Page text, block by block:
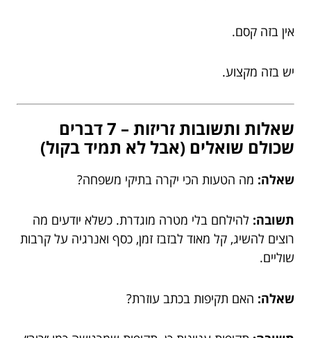
אין בזה קסם.
יש בזה מקצוע.
שאלות ותשובות זריזות – 7 דברים
שכולם שואלים (אבל לא תמיד בקול)
שאלה: מה הטעות הכי יקרה בתיקי משפחה?
תשובה: להילחם בלי מטרה מוגדרת. כשלא יודעים מה
רוצים להשיג, קל מאוד לבזבז זמן, כסף ואנרגיה על קרבות
שוליים.
שאלה: האם תקיפות בכתב עוזרת?